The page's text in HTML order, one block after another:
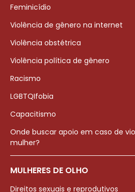
Feminicídio
Violência de gênero na internet
Violência obstétrica
Violência política de gênero
Racismo
LGBTQIfobia
Capacitismo
Onde buscar apoio em caso de
mulher?
MULHERES DE OLHO
Direitos sexuais e reprodutivos